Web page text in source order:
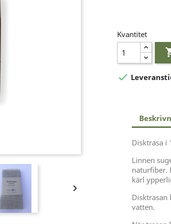

Kvantitet

Disktrasa i
Linnen
naturfiber.
kärl
Disktrasan
vatten.